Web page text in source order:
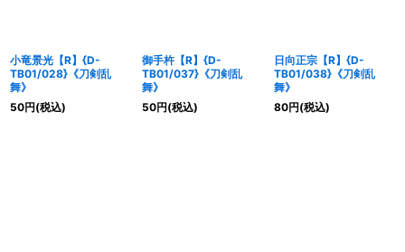
小竜景光【R】{D-
TB01/028}《刀剣乱
舞》
50円(税込)
御手杵【R】{D-
TB01/037}《刀剣乱
舞》
50円(税込)
日向正宗【R】{D-
TB01/038}《刀剣乱
舞》
80円(税込)